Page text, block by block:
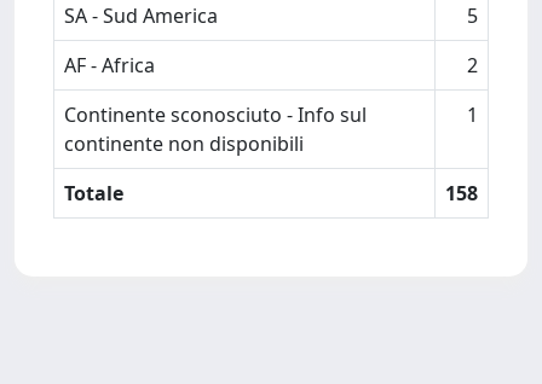
SA - Sud America
5
AF - Africa
2
Continente sconosciuto - Info sul
continente non disponibili
1
Totale 158